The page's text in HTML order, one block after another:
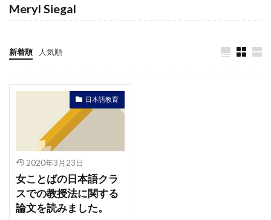
Meryl Siegal
新着順 人気順
日本語教育
2020年3月23日
女ことばの日本語クラ
スでの教授法に関する
論文を読みました。